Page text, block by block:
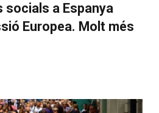
socials a Espanya
Europea. Molt més